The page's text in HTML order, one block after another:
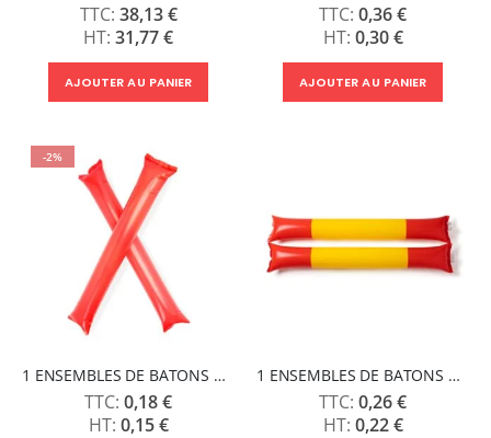
38,13 €
31,77 €
AJOUTER AU PANIER
0,36 €
0,30 €
AJOUTER AU PANIER
-2%
1 ENSEMBLES DE BATONS D'APPLAUDISSEMENT JAMBOREE
0,18 €
0,15 €
1 ENSEMBLES DE BATONS D'APPLAUDISSEMENT SUPORT
0,26 €
0,22 €